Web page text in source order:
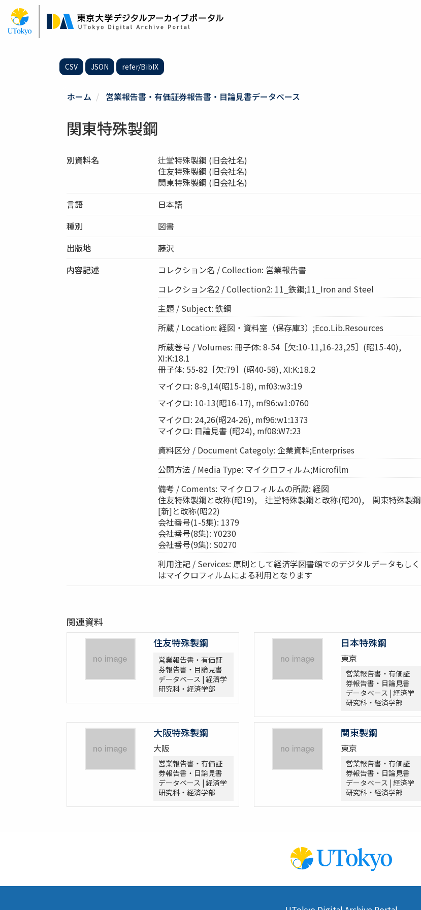
ン
CSV JSON refer/BibIX
ホーム 営業報告書・有価証券報告書・目論見書データベース
関東特殊製鋼
別資料名
辻堂特殊製鋼 (旧会社名)
住友特殊製鋼 (旧会社名)
関東特殊製鋼 (旧会社名)
言語
日本語
種別
図書
出版地
藤沢
内容記述
コレクション名 / Collection: 営業報告書
コレクション名2 / Collection2: 11_鉄鋼;11_Iron and Steel
主題 / Subject: 鉄鋼
所蔵 / Location: 経図・資料室（保存庫3）;Eco.Lib.Resources
所蔵巻号 / Volumes: 冊子体: 8-54［欠:10-11,16-23,25］(昭15-40),
XI:K:18.1
冊子体: 55-82［欠:79］(昭40-58), XI:K:18.2
マイクロ: 8-9,14(昭15-18), mf03:w3:19
マイクロ: 10-13(昭16-17), mf96:w1:0760
マイクロ: 24,26(昭24-26), mf96:w1:1373
マイクロ: 目論見書 (昭24), mf08:W7:23
資料区分 / Document Categoly: 企業資料;Enterprises
公開方法 / Media Type: マイクロフィルム;Microfilm
備考 / Coments: マイクロフィルムの所蔵: 経図
住友特殊製鋼と改称(昭19), 辻堂特殊製鋼と改称(昭20), 関東特殊製鋼
[新]と改称(昭22)
会社番号(1-5集): 1379
会社番号(8集): Y0230
会社番号(9集): S0270
利用注記 / Services: 原則として経済学図書館でのデジタルデータもしく
はマイクロフィルムによる利用となります
関連資料
住友特殊製鋼
営業報告書・有価証
券報告書・目論見書
データベース | 経済学
研究科・経済学部
日本特殊鋼
東京
営業報告書・有価証
券報告書・目論見書
データベース | 経済学
研究科・経済学部
大阪特殊製鋼
大阪
営業報告書・有価証
券報告書・目論見書
データベース | 経済学
研究科・経済学部
関東製鋼
東京
営業報告書・有価証
券報告書・目論見書
データベース | 経済学
研究科・経済学部